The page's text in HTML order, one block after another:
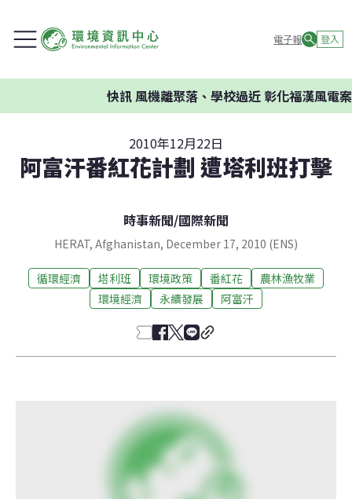
電子報 登入
快訊風機離聚落、學校過近 彰化福漢風電案遭
2010年12月22日
阿富汗番紅花計劃 遭塔利班打擊
時事新聞/國際新聞
HERAT, Afghanistan, December 17, 2010 (ENS)
循環經濟 塔利班 環境政策 番紅花
農林漁牧業
環境經濟
永續發展 阿富汗